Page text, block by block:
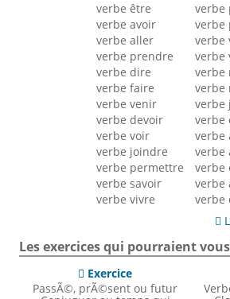
verbe être
verbe avoir
verbe aller
verbe prendre
verbe dire
verbe faire
verbe venir
verbe devoir
verbe voir
verbe joindre
verbe permettre
verbe savoir
verbe vivre
verbe
verbe
verbe
verbe
verbe
verbe
verbe
verbe
verbe
verbe
verbe
verbe
verbe

Les exercices qui pourraient
 Exercice
PassÃ©, prÃ©sent ou futur